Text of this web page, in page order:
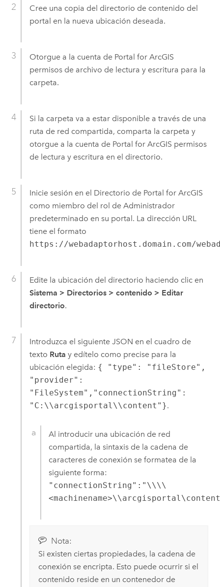
Cree una copia del directorio de contenido del
portal en la nueva ubicación deseada.
Otorgue a la cuenta de Portal for ArcGIS
permisos de archivo de lectura y escritura para la
carpeta.
Si la carpeta va a estar disponible a través de una
ruta de red compartida, comparta la carpeta y
otorgue a la cuenta de Portal for ArcGIS permisos
de lectura y escritura en el directorio.
Inicie sesión en el Directorio de Portal for ArcGIS
como miembro del rol de Administrador
predeterminado en su portal. La dirección URL
tiene el formato
https://webadaptorhost.domain.com/
Edite la ubicación del directorio haciendo clic en
Sistema > Directorios > contenido > Editar
directorio.
Introduzca el siguiente JSON en el cuadro de
texto Ruta y edítelo como precise para la
ubicación elegida: { "type": "fileStore",
"provider":
"FileSystem","connectionString":
"C:\\arcgisportal\\content"}.
Al introducir una ubicación de red
compartida, la sintaxis de la cadena de
caracteres de conexión se formatea de la
siguiente forma:
"connectionString":"\\\\
Nota:
Si existen ciertas propiedades, la cadena de
conexión se encripta. Esto puede ocurrir si el
contenido reside en un contenedor de